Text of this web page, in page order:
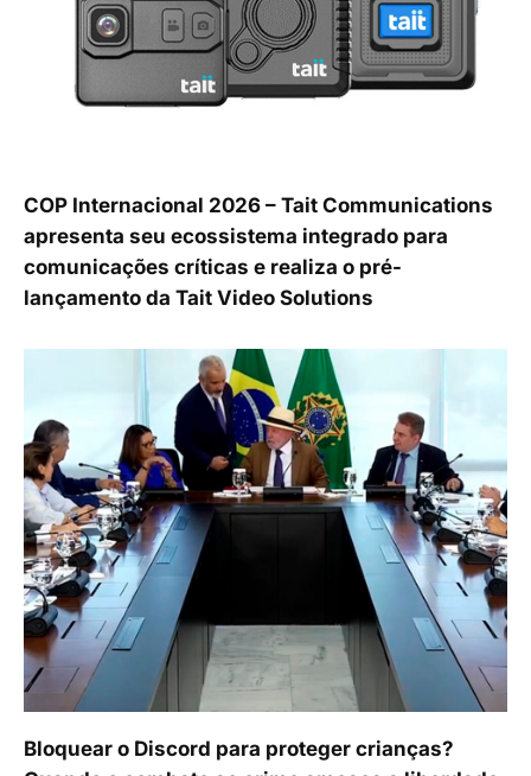
COP Internacional 2026 – Tait Communications
apresenta seu ecossistema integrado para
comunicações críticas e realiza o pré-
lançamento da Tait Video Solutions
Bloquear o Discord para proteger crianças?